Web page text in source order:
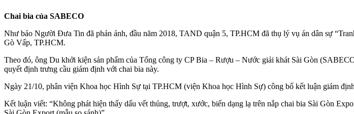
Chai bia của SABECO
Như báo Người Đưa Tin đã phản ánh, đầu năm 2018, TAND quận 5, TP.HCM đã thụ lý vụ án dân sự
Gò Vấp, TP.HCM.
Theo đó, ông Du khởi kiện sản phẩm của Tổng công ty CP Bia – Rượu – Nước giải khát Sài Gòn
quyết định trưng cầu giám định với chai bia này.
Ngày 21/10, phân viện Khoa học Hình Sự tại TP.HCM (viện Khoa học Hình Sự) công bố kết luận giám
Kết luận viết: “Không phát hiện thấy dấu vết thủng, trượt, xước, biến dạng lạ trên nắp chai bia Sài Gòn